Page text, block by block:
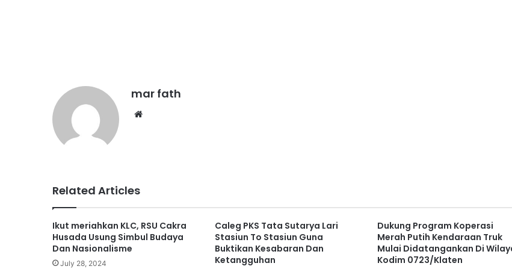
mar fath
Related Articles
Ikut meriahkan KLC, RSU Cakra
Husada Usung Simbul Budaya
Dan Nasionalisme
July 28, 2024
Caleg PKS Tata Sutarya Lari
Stasiun To Stasiun Guna
Buktikan Kesabaran Dan
Ketangguhan
Dukung Program Koperasi
Merah Putih Kendaraan Truk
Mulai Didatangankan Di
Kodim 0723/Klaten